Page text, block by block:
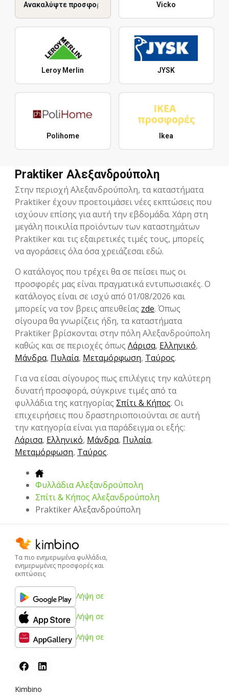
Ανακαλύψτε προσφορές Vicko
Leroy Merlin JYSK
Polihome Ikea
Praktiker Αλεξανδρούπολη
Στην περιοχή Αλεξανδρούπολη, τα καταστήματα
Praktiker έχουν προετοιμάσει νέες εκπτώσεις που
ισχύουν επίσης για αυτή την εβδομάδα. Χάρη στη
μεγάλη ποικιλία προϊόντων των καταστημάτων
Praktiker και τις εξαιρετικές τιμές τους, μπορείς
να αγοράσεις όλα όσα χρειάζεσαι εδώ.
Ο κατάλογος που τρέχει θα σε πείσει πως οι
προσφορές μας είναι πραγματικά εντυπωσιακές. Ο
κατάλογος είναι σε ισχύ από 01/08/2026 και
μπορείς να τον βρεις απευθείας zde. Όπως
σίγουρα θα γνωρίζεις ήδη, τα καταστήματα
Praktiker βρίσκονται στην πόλη Αλεξανδρούπολη
καθώς και σε περιοχές όπως Λάρισα, Ελληνικό,
Μάνδρα, Πυλαία, Μεταμόρφωση, Ταύρος.
Για να είσαι σίγουρος πως επιλέγεις την καλύτερη
δυνατή προσφορά, σύγκρινε τιμές από τα
φυλλάδια της κατηγορίας Σπίτι & Κήπος. Οι
επιχειρήσεις που δραστηριοποιούνται σε αυτή
την κατηγορία είναι για παράδειγμα οι εξής:
Λάρισα, Ελληνικό, Μάνδρα, Πυλαία,
Μεταμόρφωση, Ταύρος.
Φυλλάδια Αλεξανδρούπολη
Σπίτι & Κήπος Αλεξανδρούπολη
Praktiker Αλεξανδρούπολη
Τα πιο ενημερωμένα φυλλάδια,
ενημερωμένες προσφορές και
εκπτώσεις
Λήψη σε
Λήψη σε
Λήψη σε
Kimbino